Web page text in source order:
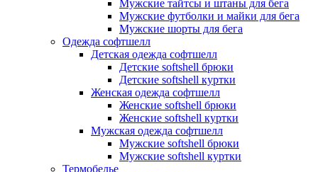
Мужские тайтсы и штаны для бега
Мужские футболки и майки для бега
Мужские шорты для бега
Одежда софтшелл
Детская одежда софтшелл
Детские softshell брюки
Детские softshell куртки
Женская одежда софтшелл
Женские softshell брюки
Женские softshell куртки
Мужская одежда софтшелл
Мужские softshell брюки
Мужские softshell куртки
Термобелье